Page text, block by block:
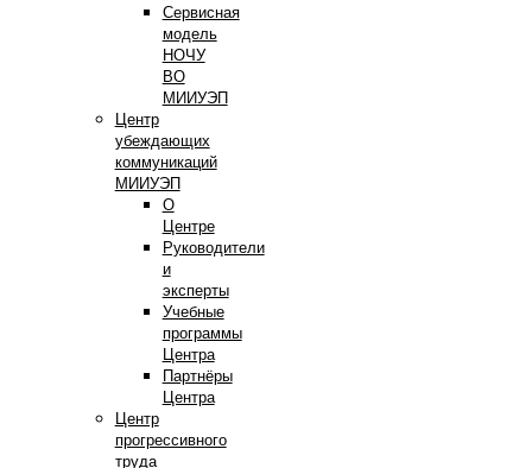
Сервисная
модель
НОЧУ
ВО
МИИУЭП
Центр
убеждающих
коммуникаций
МИИУЭП
О
Центре
Руководители
и
эксперты
Учебные
программы
Центра
Партнёры
Центра
Центр
прогрессивного
труда